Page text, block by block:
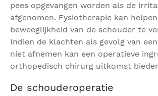
pees opgevangen worden als de
afgenomen. Fysiotherapie kan
beweeglijkheid van de schouder te
Indien de klachten als gevolg van
niet afnemen kan een operatieve
orthopedisch chirurg uitkomst
De schouderoperatie